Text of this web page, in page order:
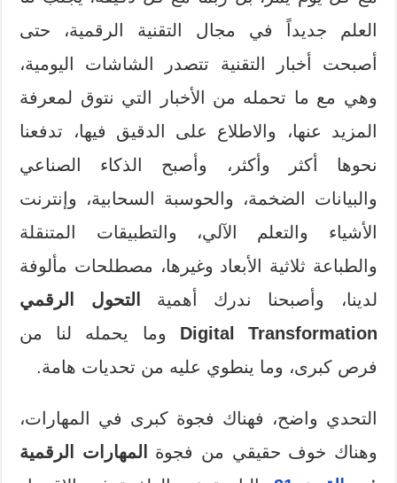
العلم جديداً في مجال التقنية الرقمية، حتى
أصبحت أخبار التقنية تتصدر الشاشات اليومية،
وهي مع ما تحمله من الأخبار التي نتوق لمعرفة
المزيد عنها، والاطلاع على الدقيق فيها، تدفعنا
نحوها أكثر وأكثر، وأصبح الذكاء الصناعي
والبيانات الضخمة، والحوسبة السحابية، وإنترنت
الأشياء والتعلم الآلي، والتطبيقات المتنقلة
والطباعة ثلاثية الأبعاد وغيرها، مصطلحات مألوفة
لدينا، وأصبحنا ندرك أهمية
التحول الرقمي
Digital Transformation وما يحمله لنا من
فرص كبرى، وما ينطوي عليه من تحديات هامة.
التحدي واضح، فهناك فجوة كبرى في المهارات،
وهناك خوف حقيقي من فجوة
المهارات الرقمية